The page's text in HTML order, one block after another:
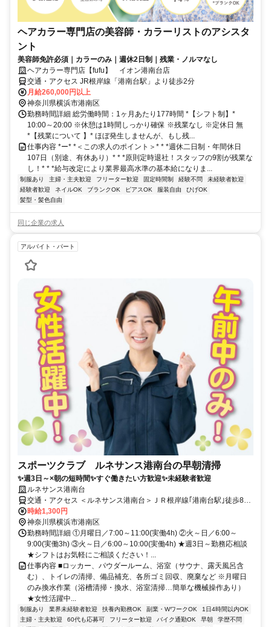
ヘアカラー専門店の美容師・カラーリストのアシスタ
ント
美容師免許必須｜カラーのみ｜週休2日制｜残業・ノルマなし
ヘアカラー専門店【fufu】 イオン港南台店
交通・アクセス JR根岸線「港南台駅」より徒歩2分
月給260,000円以上
神奈川県横浜市港南区
勤務時間詳細 総労働時間：1ヶ月あたり177時間 *【シフト制】*
10:00～20:00 ※休憩は1時間しっかり確保 ※残業なし ※定休日 無
*【残業について 】* ほぼ発生しませんが、もし残...
仕事内容 *ー* *＜この求人のポイント＞* * *週休二日制・年間休日
107日（別途、有休あり）* * *原則定時退社！スタッフの9割が残業な
し！* * *給与改定により業界最高水準の基本給になりま...
制服あり 主婦・主夫歓迎 フリーター歓迎 固定時間制 経験不問
未経験者歓迎
経験者歓迎
ネイルOK ブランクOK ピアスOK 服装自由
ひげOK
髪型・髪色自由
同じ企業の求人
アルバイト・パート
スポーツクラブ ルネサンス港南台の早朝清掃
✨週3日～×朝の短時間✨すぐ働きたい方歓迎✨未経験者歓迎
ルネサンス港南台
交通・アクセス ＜ルネサンス港南台＞ＪＲ根岸線｢港南台駅｣徒歩8分
又は路線バス｢榎戸バス停｣より徒歩1分
時給1,300円
神奈川県横浜市港南区
勤務時間詳細 ①月曜日／7:00～11:00(実働4h) ②火～日／6:00～
9:00(実働3h) ③火～日／6:00～10:00(実働4h) ★週3日～勤務応相談
★シフトはお気軽にご相談ください！...
仕事内容 ■ロッカー、パウダールーム、浴室（サウナ、露天風呂含
む）、トイレの清掃、備品補充、各所ゴミ回収、廃棄など ※月曜日
のみ換水作業（浴槽清掃・換水、浴室清掃…簡単な機械操作あり）
★女性活躍中...
制服あり 業界未経験者歓迎 扶養内勤務OK 副業・WワークOK
1日4時間以内OK
主婦・主夫歓迎
60代も応募可 フリーター歓迎 バイク通勤OK 早朝
学歴不問